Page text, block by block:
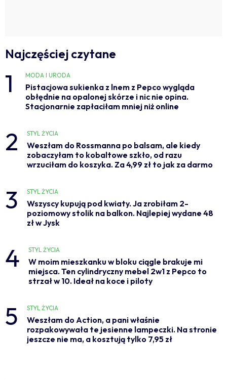
Najczęściej czytane
1 MODA I URODA
Pistacjowa sukienka z lnem z Pepco wygląda
obłędnie na opalonej skórze i nic nie opina.
Stacjonarnie zapłaciłam mniej niż online
2 STYL ŻYCIA
Weszłam do Rossmanna po balsam, ale kiedy
zobaczyłam to kobaltowe szkło, od razu
wrzuciłam do koszyka. Za 4,99 zł to jak za darmo
3 STYL ŻYCIA
Wszyscy kupują pod kwiaty. Ja zrobiłam 2-
poziomowy stolik na balkon. Najlepiej wydane 48
zł w Jysk
4 STYL ŻYCIA
W moim mieszkanku w bloku ciągle brakuje mi
miejsca. Ten cylindryczny mebel 2w1 z Pepco to
strzał w 10. Ideał na koce i piloty
5 STYL ŻYCIA
Weszłam do Action, a pani właśnie
rozpakowywała te jesienne lampeczki. Na stronie
jeszcze nie ma, a kosztują tylko 7,95 zł